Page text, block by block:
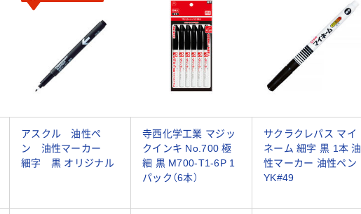
アスクル 油性ペ
ン 油性マーカー
細字 黒 オリジナル
寺西化学工業 マジッ
クインキ No.700 極
細 黒 M700-T1-6P 1
パック（6本）
サクラクレパス マイ
ネーム 細字 黒 1本 油
性マーカー 油性ペン
YK#49